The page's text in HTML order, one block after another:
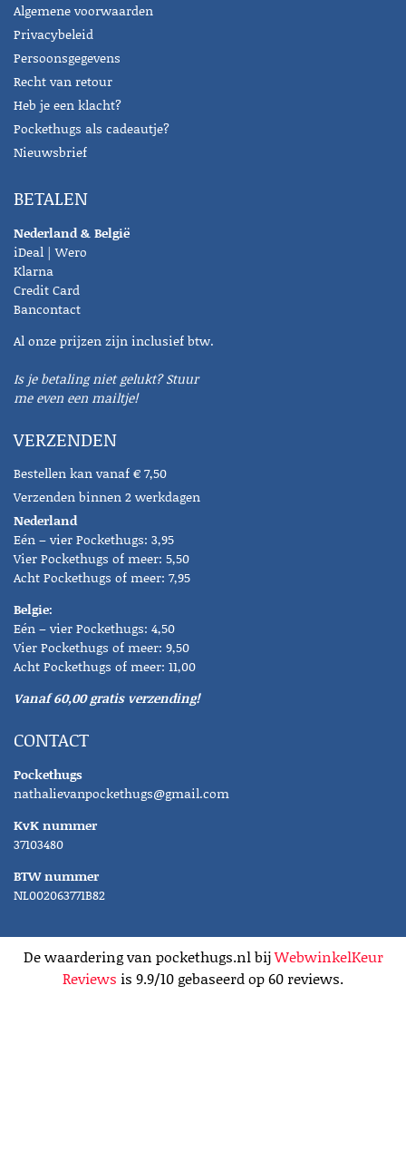
Algemene voorwaarden
Privacybeleid
Persoonsgegevens
Recht van retour
Heb je een klacht?
Pockethugs als cadeautje?
Nieuwsbrief
BETALEN
Nederland & België
iDeal | Wero
Klarna
Credit Card
Bancontact
Al onze prijzen zijn inclusief btw.
Is je betaling niet gelukt? Stuur
me even een mailtje!
VERZENDEN
Bestellen kan vanaf € 7,50
Verzenden binnen 2 werkdagen
Nederland
Eén – vier Pockethugs: 3,95
Vier Pockethugs of meer: 5,50
Acht Pockethugs of meer: 7,95
Belgie:
Eén – vier Pockethugs: 4,50
Vier Pockethugs of meer: 9,50
Acht Pockethugs of meer: 11,00
Vanaf 60,00 gratis verzending!
CONTACT
Pockethugs
nathalievanpockethugs@gmail.com
KvK nummer
37103480
BTW nummer
NL002063771B82
De waardering van pockethugs.nl bijWebwinkelKeur
Reviews is 9.9/10 gebaseerd op 60 reviews.